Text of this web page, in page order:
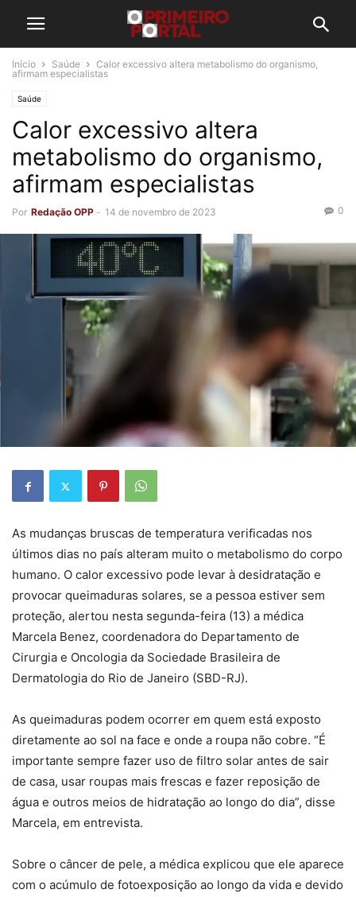
Início Saúde
Calor excessivo altera metabolismo do organismo,
afirmam especialistas
Saúde
Calor excessivo altera
metabolismo do organismo,
afirmam especialistas
Por Redação OPP - 14 de novembro de 2023 0
As mudanças bruscas de temperatura verificadas nos
últimos dias no país alteram muito o metabolismo do corpo
humano. O calor excessivo pode levar à desidratação e
provocar queimaduras solares, se a pessoa estiver sem
proteção, alertou nesta segunda-feira (13) a médica
Marcela Benez, coordenadora do Departamento de
Cirurgia e Oncologia da Sociedade Brasileira de
Dermatologia do Rio de Janeiro (SBD-RJ).
As queimaduras podem ocorrer em quem está exposto
diretamente ao sol na face e onde a roupa não cobre. “É
importante sempre fazer uso de filtro solar antes de sair
de casa, usar roupas mais frescas e fazer reposição de
água e outros meios de hidratação ao longo do dia”, disse
Marcela, em entrevista.
Sobre o câncer de pele, a médica explicou que ele aparece
com o acúmulo de fotoexposição ao longo da vida e devido